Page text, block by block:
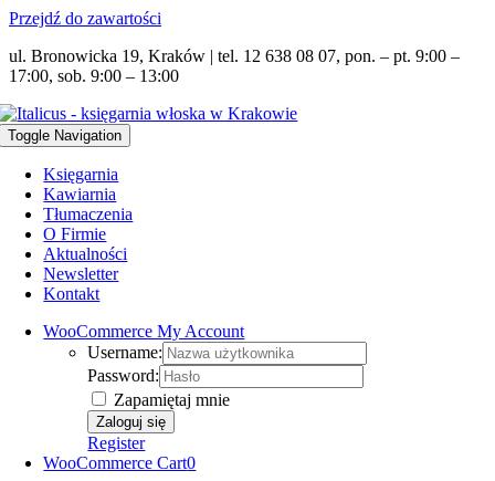
Przejdź do zawartości
ul. Bronowicka 19, Kraków | tel. 12 638 08 07, pon. – pt. 9:00 –
17:00, sob. 9:00 – 13:00
Toggle Navigation
Księgarnia
Kawiarnia
Tłumaczenia
O Firmie
Aktualności
Newsletter
Kontakt
WooCommerce My Account
Username:
Password:
Zapamiętaj mnie
Register
WooCommerce Cart0